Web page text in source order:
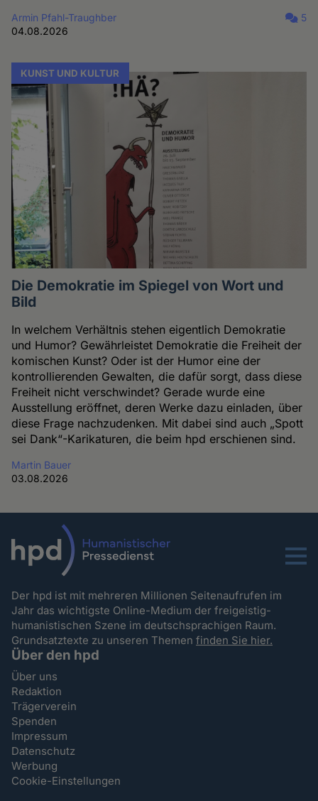
Armin Pfahl-Traughber
04.08.2026
5
KUNST UND KULTUR
Die Demokratie im Spiegel von Wort und
Bild
In welchem Verhältnis stehen eigentlich Demokratie
und Humor? Gewährleistet Demokratie die Freiheit der
komischen Kunst? Oder ist der Humor eine der
kontrollierenden Gewalten, die dafür sorgt, dass diese
Freiheit nicht verschwindet? Gerade wurde eine
Ausstellung eröffnet, deren Werke dazu einladen, über
diese Frage nachzudenken. Mit dabei sind auch „Spott
sei Dank“-Karikaturen, die beim hpd erschienen sind.
Martin Bauer
03.08.2026
Menu
Der hpd ist mit mehreren Millionen Seitenaufrufen im
Jahr das wichtigste Online-Medium der freigeistig-
humanistischen Szene im deutschsprachigen Raum.
Grundsatztexte zu unseren Themenfinden Sie hier.
Über den hpd
Über uns
Redaktion
Trägerverein
Spenden
Impressum
Datenschutz
Werbung
Cookie-Einstellungen